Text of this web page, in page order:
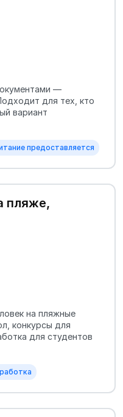
—
для тех, кто
вариант
предоставляется
пляже,
на пляжные
конкурсы для
для студентов